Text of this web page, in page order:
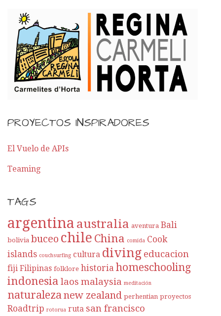
PROYECTOS INSPIRADORES
El Vuelo de APIs
Teaming
TAGS
argentina australia aventura Bali
bolivia buceo chile China comida Cook
islands couchsurfing cultura diving educacion
fiji Filipinas folklore historia homeschooling
indonesia laos malaysia meditación
naturaleza new zealand perhentian proyectos
Roadtrip rotorua ruta san francisco